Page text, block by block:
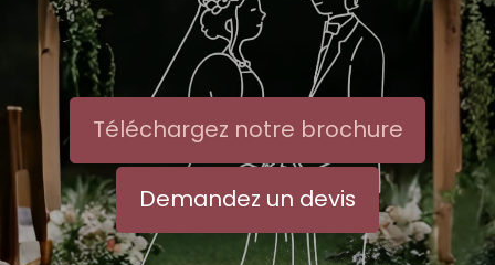
Téléchargez notre brochure
Demandez un devis